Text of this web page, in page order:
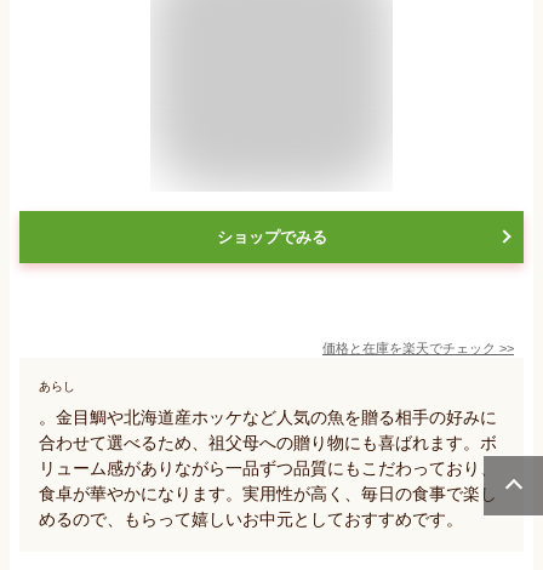
ショップでみる
価格と在庫を楽天でチェック >>
あらし
。金目鯛や北海道産ホッケなど人気の魚を贈る相手の好みに
合わせて選べるため、祖父母への贈り物にも喜ばれます。ボ
リューム感がありながら一品ずつ品質にもこだわっており、
食卓が華やかになります。実用性が高く、毎日の食事で楽し
めるので、もらって嬉しいお中元としておすすめです。